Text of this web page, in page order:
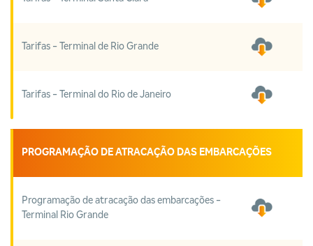
Tarifas - Terminal de Rio Grande
Tarifas - Terminal do Rio de Janeiro
PROGRAMAÇÃO DE ATRACAÇÃO DAS EMBARCAÇÕES
Programação de atracação das embarcações -
Terminal Rio Grande